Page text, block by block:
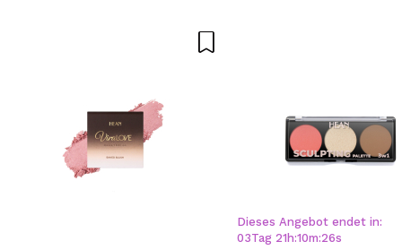
Dieses Angebot endet in:
03Tag 21 h:10m:26s